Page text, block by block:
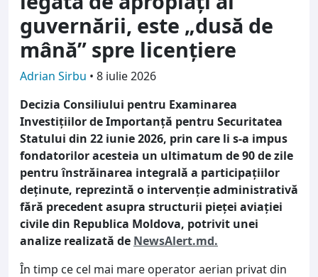
guvernării, este „dusă de
mână” spre licențiere
Adrian Sirbu • 8 iulie 2026
Decizia Consiliului pentru Examinarea
Investițiilor de Importanță pentru Securitatea
Statului din 22 iunie 2026, prin care li s-a impus
fondatorilor acesteia un ultimatum de 90 de zile
pentru înstrăinarea integrală a participațiilor
deținute, reprezintă o intervenție administrativă
fără precedent asupra structurii pieței aviației
civile din Republica Moldova, potrivit unei
analize realizată de NewsAlert.md.
În timp ce cel mai mare operator aerian privat din